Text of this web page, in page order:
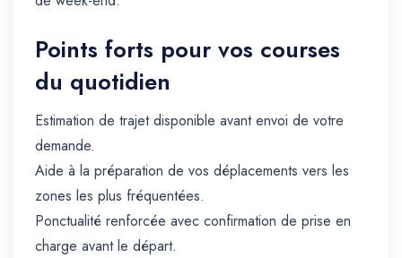
Points forts pour vos courses
du quotidien
Estimation de trajet disponible avant envoi de votre
demande.
Aide à la préparation de vos déplacements vers les
zones les plus fréquentées.
Ponctualité renforcée avec confirmation de prise en
charge avant le départ.